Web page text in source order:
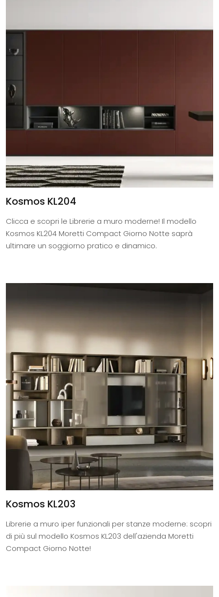
Kosmos KL204
Clicca e scopri le Librerie a muro moderne! Il modello
Kosmos KL204 Moretti Compact Giorno Notte saprà
ultimare un soggiorno pratico e dinamico.
Kosmos KL203
Librerie a muro iper funzionali per stanze moderne: scopri
di più sul modello Kosmos KL203 dell'azienda Moretti
Compact Giorno Notte!